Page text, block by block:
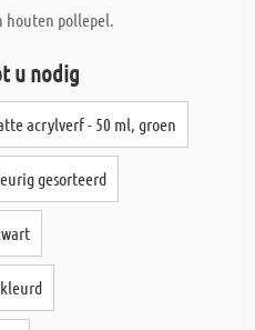
houten pollepel.
u nodig
acrylverf - 50 ml, groen
gesorteerd